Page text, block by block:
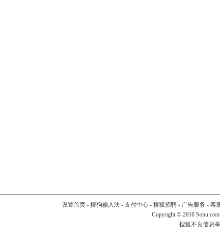
设置首页- 搜狗输入法- 支付中心- 搜狐招聘- 广告服务 - 客
Copyright © 2016
搜狐不良信息